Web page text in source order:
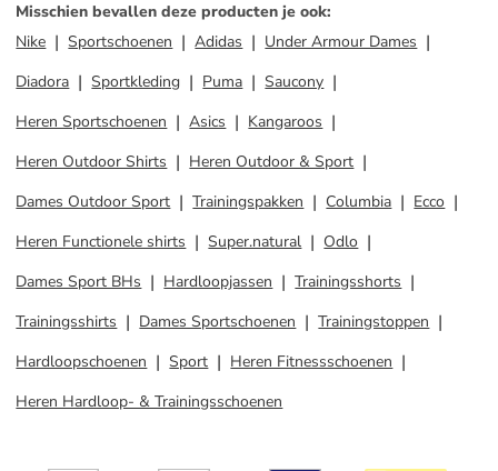
Misschien bevallen deze producten je ook:
Nike
Sportschoenen Adidas
Under Armour Dames
Diadora
Sportkleding Puma
Saucony
Heren Sportschoenen
Asics
Kangaroos
Heren Outdoor Shirts
Heren Outdoor & Sport
Dames Outdoor Sport
Trainingspakken Columbia
Ecco
Heren Functionele shirts
Super.natural
Odlo
Dames Sport BHs
Hardloopjassen
Trainingsshorts
Trainingsshirts
Dames Sportschoenen
Trainingstoppen
Hardloopschoenen
Sport
Heren Fitnessschoenen
Heren Hardloop- & Trainingsschoenen